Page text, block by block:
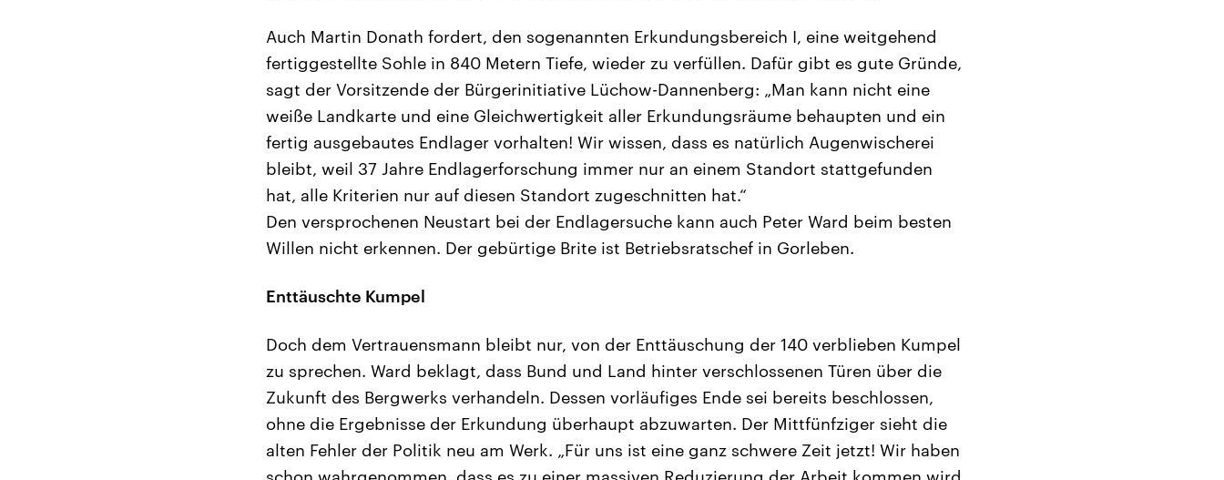
Auch Martin Donath fordert, den sogenannten Erkundungsbereich I, eine weitgehend
fertiggestellte Sohle in 840 Metern Tiefe, wieder zu verfüllen. Dafür gibt es gute Gründe,
sagt der Vorsitzende der Bürgerinitiative Lüchow-Dannenberg: „Man kann nicht eine
weiße Landkarte und eine Gleichwertigkeit aller Erkundungsräume behaupten und ein
fertig ausgebautes Endlager vorhalten! Wir wissen, dass es natürlich Augenwischerei
bleibt, weil 37 Jahre Endlagerforschung immer nur an einem Standort stattgefunden
hat, alle Kriterien nur auf diesen Standort zugeschnitten hat.“
Den versprochenen Neustart bei der Endlagersuche kann auch Peter Ward beim besten
Willen nicht erkennen. Der gebürtige Brite ist Betriebsratschef in Gorleben.
Enttäuschte Kumpel
Doch dem Vertrauensmann bleibt nur, von der Enttäuschung der 140 verblieben Kumpel
zu sprechen. Ward beklagt, dass Bund und Land hinter verschlossenen Türen über die
Zukunft des Bergwerks verhandeln. Dessen vorläufiges Ende sei bereits beschlossen,
ohne die Ergebnisse der Erkundung überhaupt abzuwarten. Der Mittfünfziger sieht die
alten Fehler der Politik neu am Werk. „Für uns ist eine ganz schwere Zeit jetzt! Wir haben